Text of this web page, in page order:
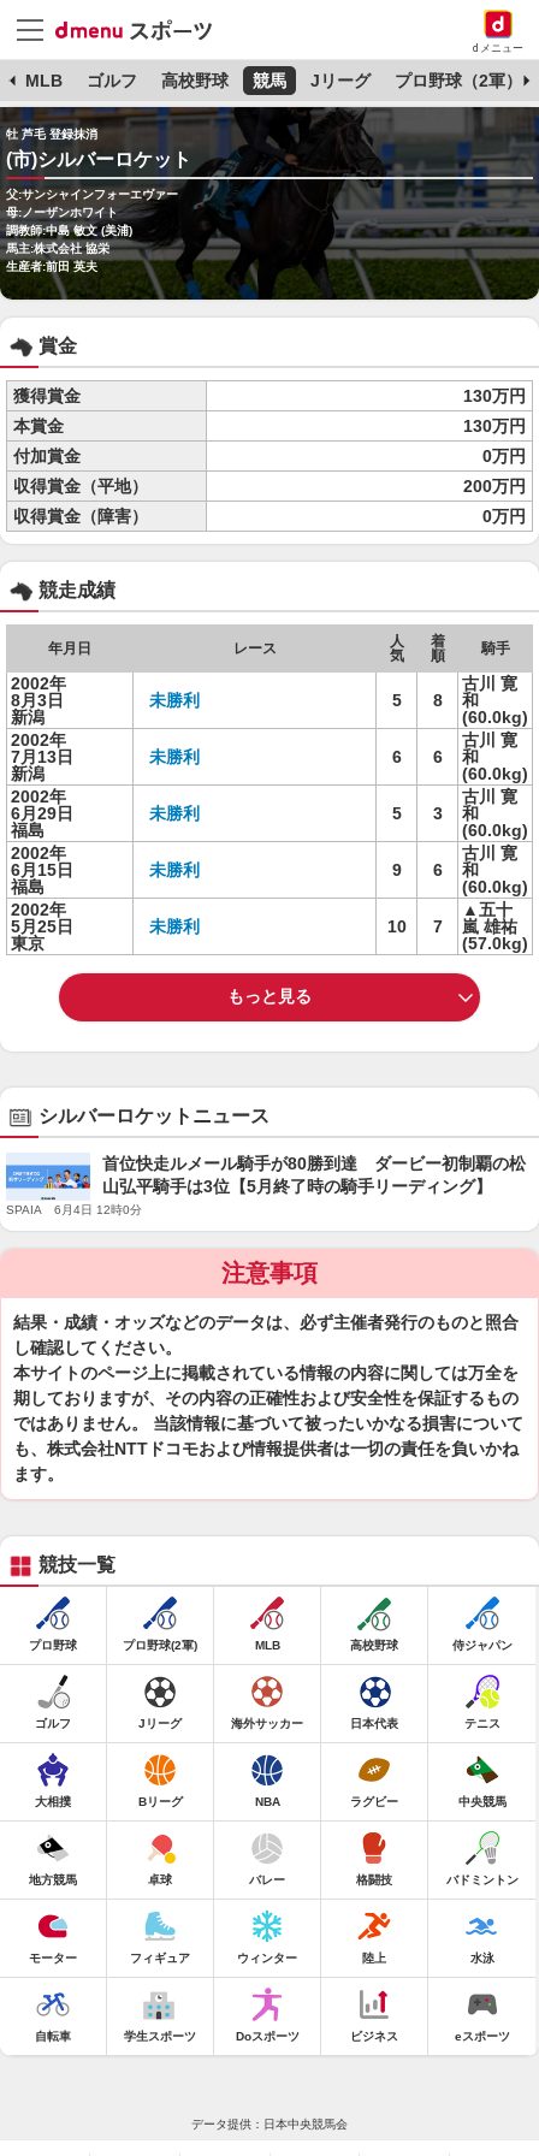
dメニュー
MLB ゴルフ 高校野球 競馬 Jリーグ プロ野球（2軍）
牡 芦毛 登録抹消
(市)シルバーロケット
父:サンシャインフォーエヴァー
母:ノーザンホワイト
調教師:中島 敏文 (美浦)
馬主:株式会社 協栄
生産者:前田 英夫
賞金
獲得賞金
130万円
本賞金
130万円
付加賞金
0万円
収得賞金（平地）
200万円
収得賞金（障害）
0万円
競走成績
年月日 レース
人
気
着
順
騎手
2002年
8月3日
新潟
未勝利 5 8
古川 寛
和
(60.0kg)
2002年
7月13日
新潟
未勝利 6 6
古川 寛
和
(60.0kg)
2002年
6月29日
福島
未勝利 5 3
古川 寛
和
(60.0kg)
2002年
6月15日
福島
未勝利 9 6
古川 寛
和
(60.0kg)
2002年
5月25日
東京
未勝利 10 7
▲五十
嵐 雄祐
(57.0kg)
もっと見る
シルバーロケットニュース
首位快走ルメール騎手が80勝到達 ダービー初制覇の松
山弘平騎手は3位【5月終了時の騎手リーディング】
SPAIA 6月4日 12時0分
注意事項
結果・成績・オッズなどのデータは、必ず主催者発行のものと照合
し確認してください。
本サイトのページ上に掲載されている情報の内容に関しては万全を
期しておりますが、その内容の正確性および安全性を保証するもの
ではありません。 当該情報に基づいて被ったいかなる損害について
も、株式会社NTTドコモおよび情報提供者は一切の責任を負いかね
ます。
競技一覧
プロ野球 プロ野球(2軍) MLB 高校野球 侍ジャパン
ゴルフ Jリーグ 海外サッカー 日本代表 テニス
大相撲 Bリーグ NBA ラグビー 中央競馬
地方競馬 卓球 バレー 格闘技 バドミントン
モーター フィギュア ウィンター 陸上 水泳
自転車 学生スポーツ Doスポーツ ビジネス eスポーツ
データ提供：日本中央競馬会